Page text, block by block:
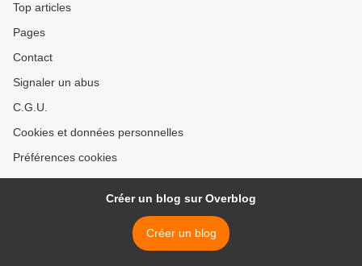
Top articles
Pages
Contact
Signaler un abus
C.G.U.
Cookies et données personnelles
Préférences cookies
Créer un blog sur Overblog
Créer un blog